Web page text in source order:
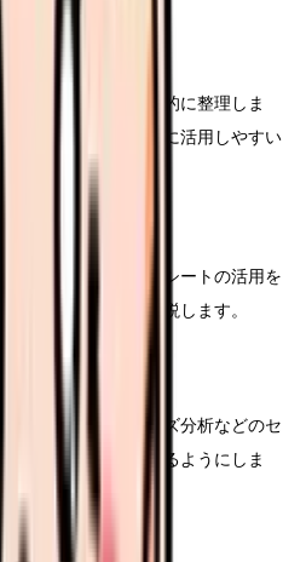
ートを活用して体系的に整理しま
可視化し、戦略立案に活用しやすい
、標準化された分析シートの活用を
用方法について解説します。
タ、競合情報、ニーズ分析などのセ
目を詳細に記録できるようにしま